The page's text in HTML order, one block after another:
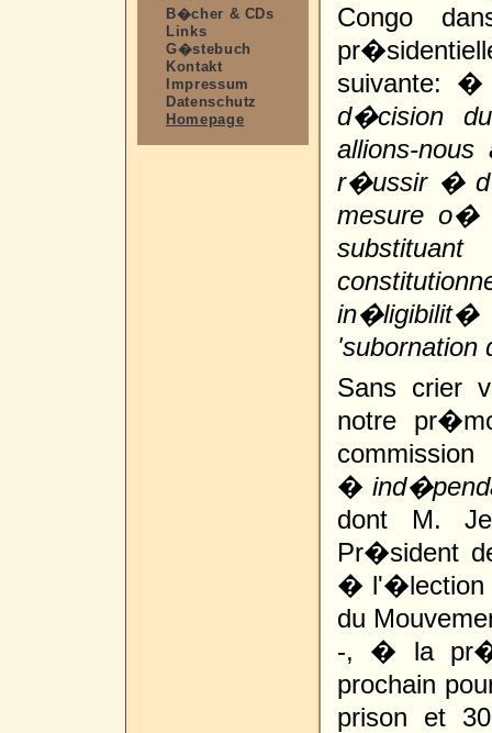
B�cher & CDs
Links
G�stebuch
Kontakt
Impressum
Datenschutz
Homepage
Congo
suivante:
d�cision
allions-
r�ussir �
mesure o�
in�ligibilit�
Sans crier
notre
�
dont M.
Pr�sident
� l'�lection
du
-, � la
prochain
prison et